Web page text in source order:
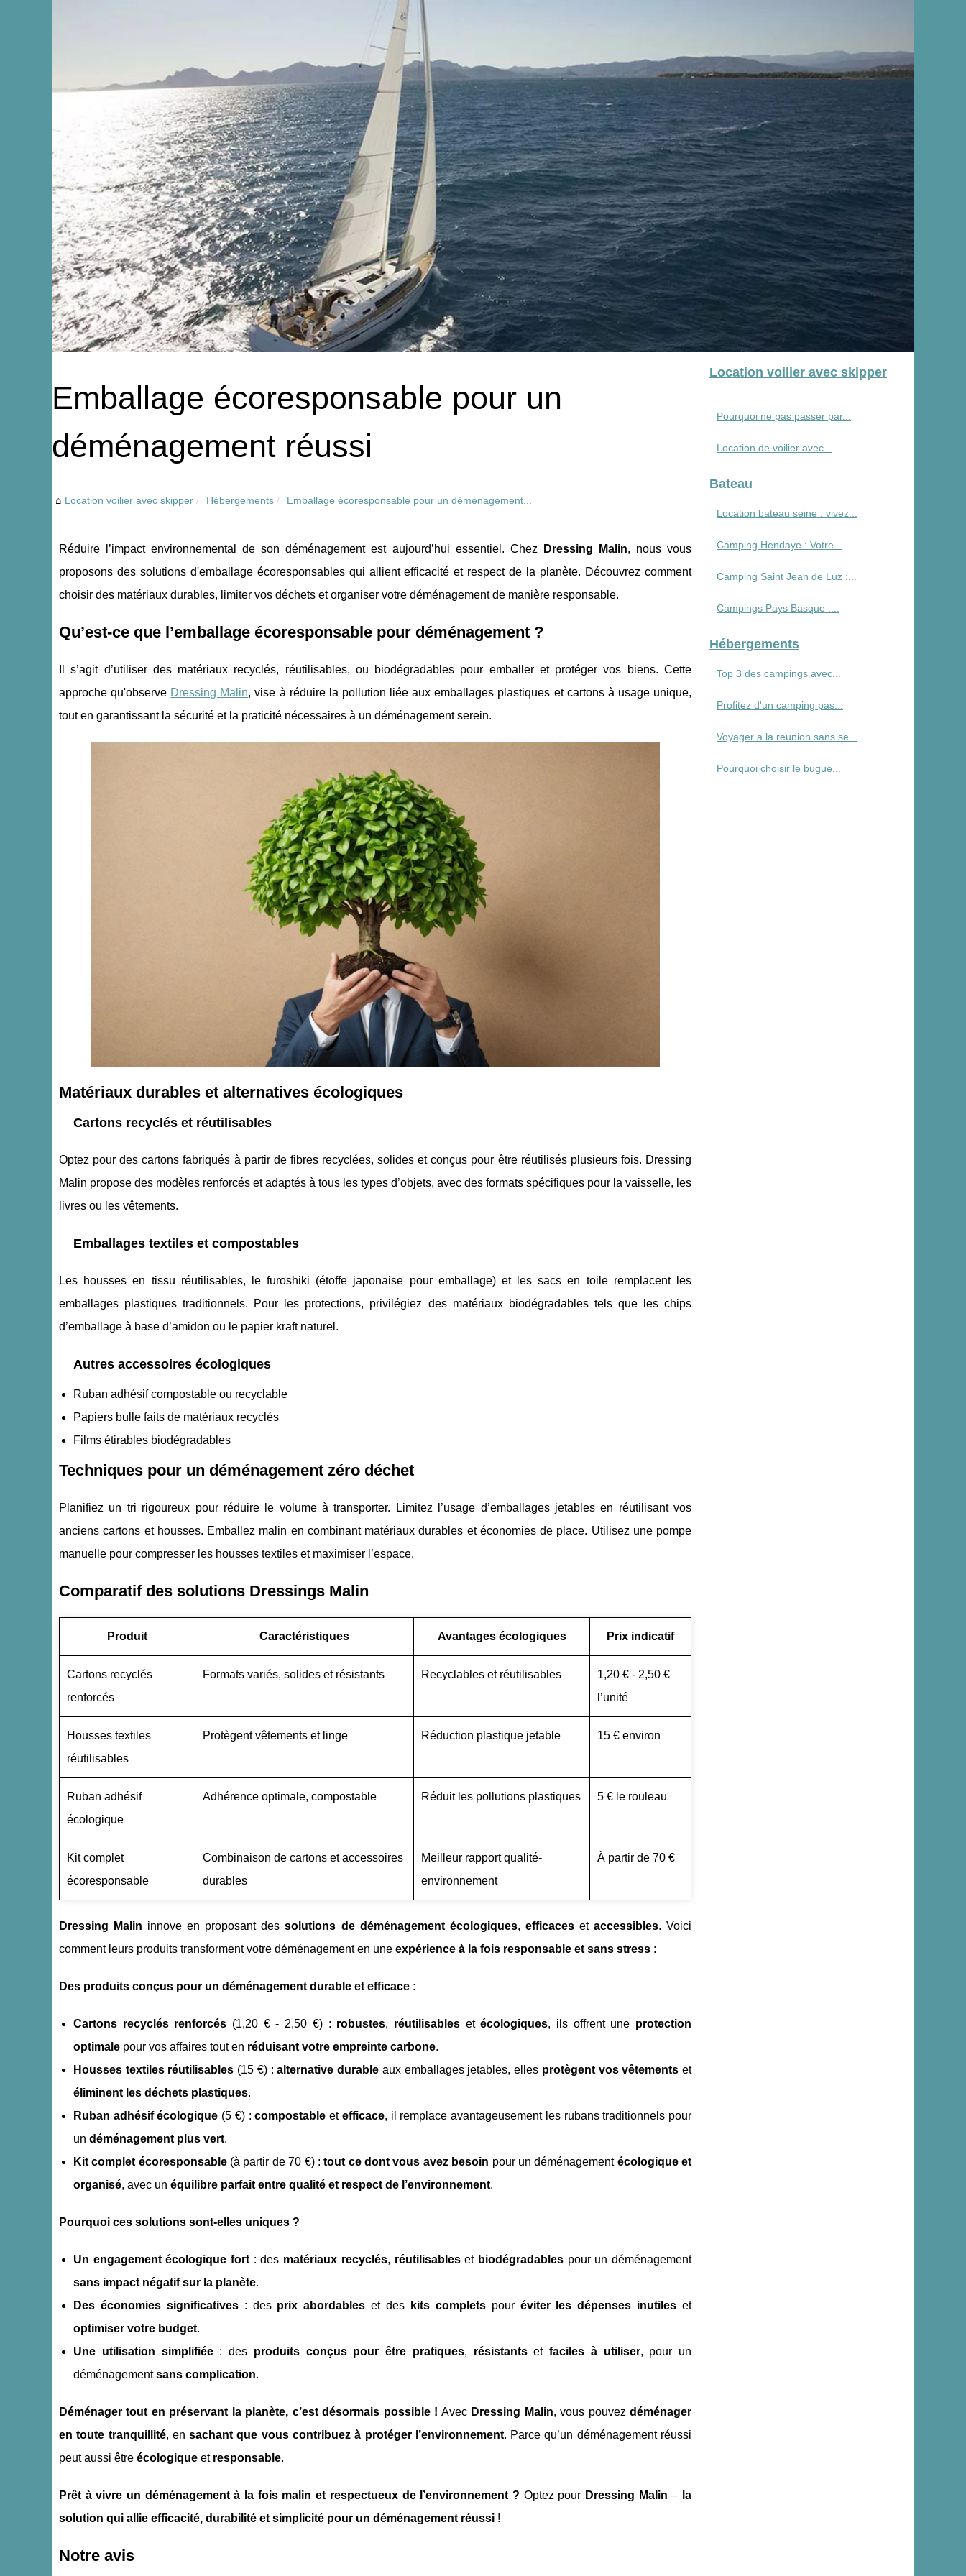
Emballage écoresponsable pour un
déménagement réussi
Location voilier avec skipper Hébergements Emballage écoresponsable pour un déménagement...
Réduire l’impact environnemental de son déménagement est aujourd’hui essentiel. Chez Dressing Malin, nous vous
proposons des solutions d'emballage écoresponsables qui allient efficacité et respect de la planète. Découvrez comment
choisir des matériaux durables, limiter vos déchets et organiser votre déménagement de manière responsable.
Qu’est-ce que l’emballage écoresponsable pour déménagement ?
Il s’agit d’utiliser des matériaux recyclés, réutilisables, ou biodégradables pour emballer et protéger vos biens. Cette
approche qu'observe Dressing Malin, vise à réduire la pollution liée aux emballages plastiques et cartons à usage unique,
tout en garantissant la sécurité et la praticité nécessaires à un déménagement serein.
Matériaux durables et alternatives écologiques
Cartons recyclés et réutilisables
Optez pour des cartons fabriqués à partir de fibres recyclées, solides et conçus pour être réutilisés plusieurs fois. Dressing
Malin propose des modèles renforcés et adaptés à tous les types d’objets, avec des formats spécifiques pour la vaisselle, les
livres ou les vêtements.
Emballages textiles et compostables
Les housses en tissu réutilisables, le furoshiki (étoffe japonaise pour emballage) et les sacs en toile remplacent les
emballages plastiques traditionnels. Pour les protections, privilégiez des matériaux biodégradables tels que les chips
d’emballage à base d’amidon ou le papier kraft naturel.
Autres accessoires écologiques
Ruban adhésif compostable ou recyclable
Papiers bulle faits de matériaux recyclés
Films étirables biodégradables
Techniques pour un déménagement zéro déchet
Planifiez un tri rigoureux pour réduire le volume à transporter. Limitez l’usage d’emballages jetables en réutilisant vos
anciens cartons et housses. Emballez malin en combinant matériaux durables et économies de place. Utilisez une pompe
manuelle pour compresser les housses textiles et maximiser l’espace.
Comparatif des solutions Dressings Malin
Produit Caractéristiques Avantages écologiques Prix indicatif
Cartons recyclés
renforcés
Formats variés, solides et résistants Recyclables et réutilisables
1,20 € - 2,50 €
l’unité
Housses textiles
réutilisables
Protègent vêtements et linge Réduction plastique jetable 15 € environ
Ruban adhésif
écologique
Adhérence optimale, compostable Réduit les pollutions plastiques 5 € le rouleau
Kit complet
écoresponsable
Combinaison de cartons et accessoires
durables
Meilleur rapport qualité-
environnement
À partir de 70 €
Dressing Malin innove en proposant dessolutions de déménagement écologiques, efficaceset accessibles. Voici
comment leurs produits transforment votre déménagement en une expérience à la fois responsable et sans stress :
Des produits conçus pour un déménagement durable et efficace :
Cartons recyclés renforcés (1,20 € - 2,50 €) : robustes, réutilisablesetécologiques, ils offrent une protection
optimale pour vos affaires tout en réduisant votre empreinte carbone.
Housses textiles réutilisables (15 €) :alternative durable aux emballages jetables, elles protègent vos vêtements et
éliminent les déchets plastiques.
Ruban adhésif écologique (5 €) :compostable et efficace, il remplace avantageusement les rubans traditionnels pour
un déménagement plus vert.
Kit complet écoresponsable(à partir de 70 €) :tout ce dont vous avez besoin pour un déménagement écologique et
organisé, avec un équilibre parfait entre qualité et respect de l’environnement.
Pourquoi ces solutions sont-elles uniques ?
Un engagement écologique fort : des matériaux recyclés, réutilisableset biodégradablespour un déménagement
sans impact négatif sur la planète.
Des économies significatives: des prix abordables et des kits completspour éviter les dépenses inutiles et
optimiser votre budget.
Une utilisation simplifiée: des produits conçus pour être pratiques, résistantset faciles à utiliser, pour un
déménagementsans complication.
Déménager tout en préservant la planète, c’est désormais possible ! Avec Dressing Malin, vous pouvezdéménager
en toute tranquillité, ensachant que vous contribuez à protéger l’environnement. Parce qu’un déménagement réussi
peut aussi être écologique et responsable.
Prêt à vivre un déménagement à la fois malin et respectueux de l’environnement ? Optez pour Dressing Malin – la
solution qui allie efficacité, durabilité et simplicité pour un déménagement réussi !
Notre avis
Location voilier avec skipper
Pourquoi ne pas passer par...
Location de voilier avec...
Bateau
Location bateau seine : vivez...
Camping Hendaye : Votre...
Camping Saint Jean de Luz :...
Campings Pays Basque :...
Hébergements
Top 3 des campings avec...
Profitez d'un camping pas...
Voyager a la reunion sans se...
Pourquoi choisir le bugue...